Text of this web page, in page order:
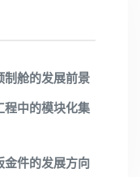
制舱的发展前景
程中的模块化集
金件的发展方向